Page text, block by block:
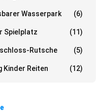
Wasserpark (6)
Spielplatz (11)
Rutsche (5)
Kinder Reiten (12)